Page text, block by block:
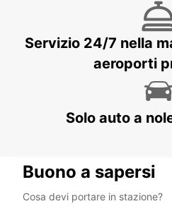
COLONIA EHRENFELD
LANGENFELD
Servizio 24/7 nella
aeroporti
Solo auto a
Buono a sapersi
Cosa devi portare in stazione?